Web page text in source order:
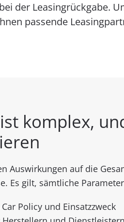
der Leasingrückgabe.
passende
komplex,
Auswirkungen auf die
Es gilt, sämtliche
Policy und Einsatzzweck